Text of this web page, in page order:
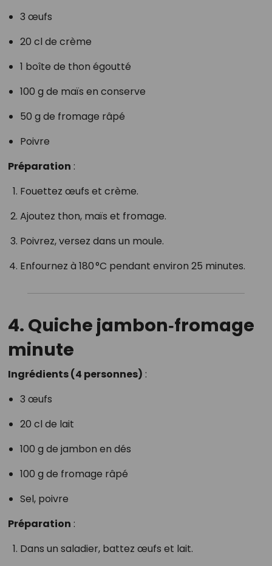
3 œufs
20 cl de crème
1 boîte de thon égoutté
100 g de maïs en conserve
50 g de fromage râpé
Poivre
Préparation :
Fouettez œufs et crème.
Ajoutez thon, maïs et fromage.
Poivrez, versez dans un moule.
Enfournez à 180 °C pendant environ 25 minutes.
4. Quiche jambon‑fromage
minute
Ingrédients (4 personnes) :
3 œufs
20 cl de lait
100 g de jambon en dés
100 g de fromage râpé
Sel, poivre
Préparation :
Dans un saladier, battez œufs et lait.